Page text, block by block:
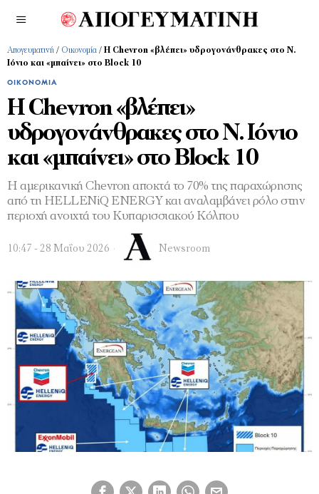
Απογευματινή / Οικονομία / Η Chevron «βλέπει» υδρογονάνθρακες στο Ν.
Ιόνιο και «μπαίνει» στο Block 10
ΟΙΚΟΝΟΜΊΑ
Η Chevron «βλέπει»
υδρογονάνθρακες στο Ν. Ιόνιο
και «μπαίνει» στο Block 10
Η αμερικανική Chevron αποκτά το 70% της παραχώρησης
από τη HELLENiQ ENERGY και αναλαμβάνει ρόλο στην
περιοχή ανοιχτά του Κυπαρισσιακού Κόλπου
10:47 - 28 Μαΐου 2026 Newsroom